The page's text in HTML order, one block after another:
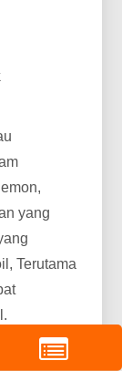
yang
Terutama
api di